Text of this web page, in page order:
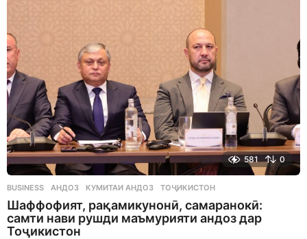
581 0
BUSINESS АНДОЗ ,КУМИТАИ АНДОЗ ,ТОҶИКИСТОН
Шаффофият, рақамикунонӣ, самаранокӣ:
самти нави рушди маъмурияти андоз дар
Тоҷикистон